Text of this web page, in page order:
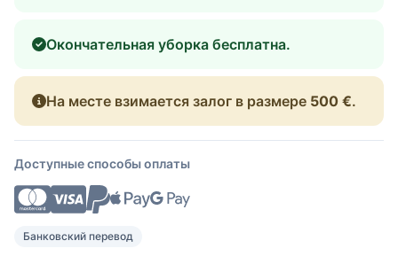
Окончательная уборка бесплатна.
На месте взимается залог в размере 500 €.
Доступные способы оплаты
Банковский перевод